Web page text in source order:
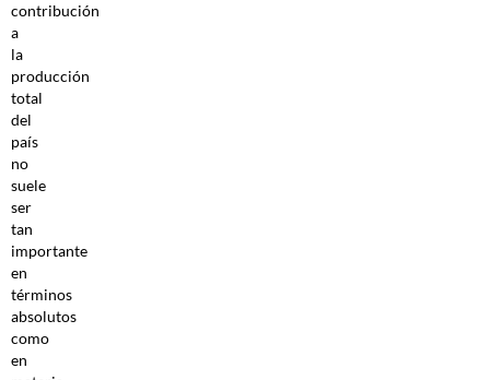
contribución
a
la
producción
total
del
país
no
suele
ser
tan
importante
en
términos
absolutos
como
en